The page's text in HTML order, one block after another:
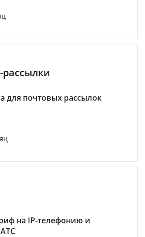
рассылки
для почтовых рассылок
на IP-телефонию и